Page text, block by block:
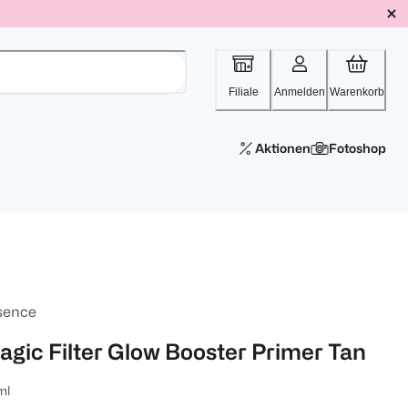
Filiale Anmelden Warenkorb
Aktionen Fotoshop
Filter Glow Booster Primer Tan